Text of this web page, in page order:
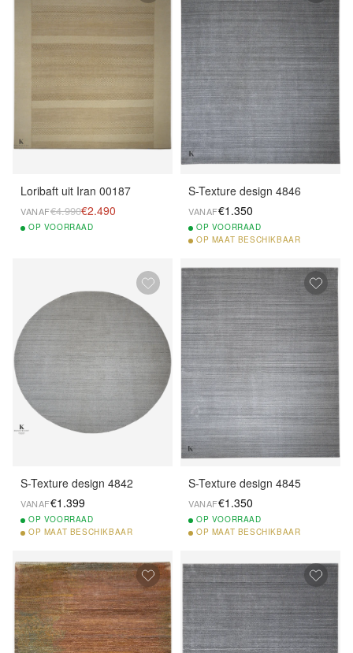
Loribaft uit Iran 00187
VANAF€4.990€2.490
OP VOORRAAD
S-Texture design 4846
VANAF€1.350
OP VOORRAAD
OP MAAT BESCHIKBAAR
S-Texture design 4842
VANAF€1.399
OP VOORRAAD
OP MAAT BESCHIKBAAR
S-Texture design 4845
VANAF€1.350
OP VOORRAAD
OP MAAT BESCHIKBAAR